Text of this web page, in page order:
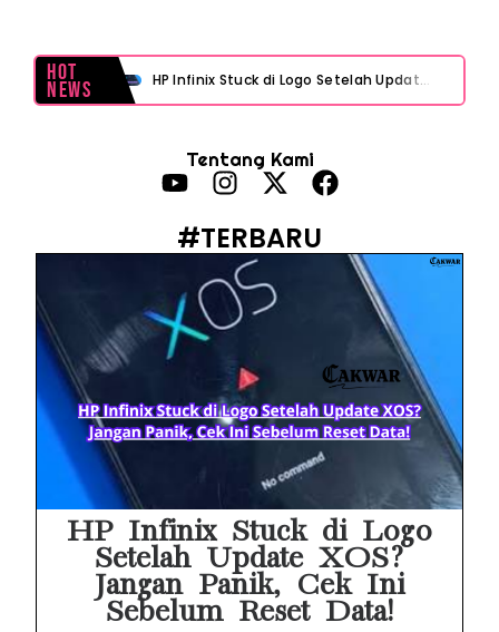
Hot
News HP Infinix Stuck di Logo Setelah Update XOS? Jangan Panik, Cek Ini Sebelum Reset Data!
HP Huawei Cepat Panas? Ini Penyebab Utama dan Cara Mengatasinya
Tentang Kami
#TERBARU
HP Infinix Stuck di Logo
Setelah Update XOS?
Jangan Panik, Cek Ini
Sebelum Reset Data!